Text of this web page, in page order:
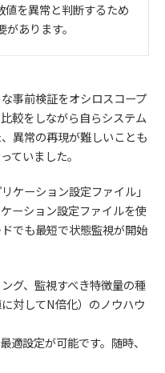
値を異常と判断するため
あります。
事前検証をオシロスコープ
較をしながら自らシステム
異常の再現が難しいことも
ていました。
ケーション設定ファイル」
ーション設定ファイルを使
でも最短で状態監視が開始
グ、監視すべき特徴量の種
対してN倍化）のノウハウ
適設定が可能です。随時、